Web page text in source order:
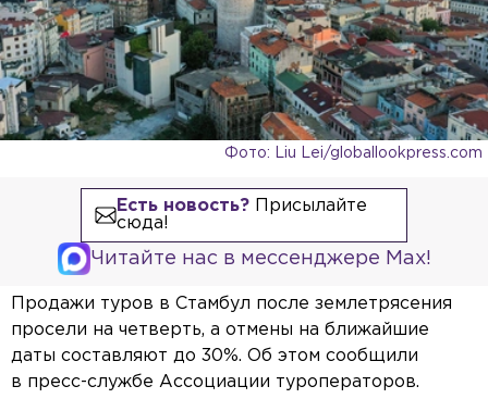
Фото: Liu Lei/globallookpress.com
Есть новость?Присылайте
сюда!
Читайте нас в мессенджере Max!
Продажи туров в Стамбул после землетрясения
просели на четверть, а отмены на ближайшие
даты составляют до 30%. Об этом сообщили
в пресс-службе Ассоциации туроператоров.